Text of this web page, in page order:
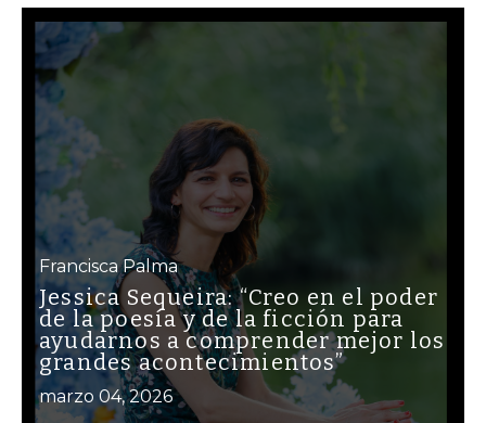
Francisca Palma
Jessica Sequeira: “Creo en el poder
de la poesía y de la ficción para
ayudarnos a comprender mejor los
grandes acontecimientos”
marzo 04, 2026